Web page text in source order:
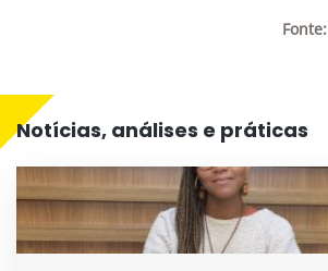
Fonte:
Notícias, análises e práticas